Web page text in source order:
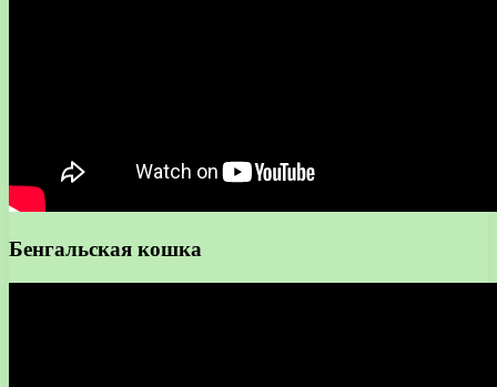
Бенгальская кошка